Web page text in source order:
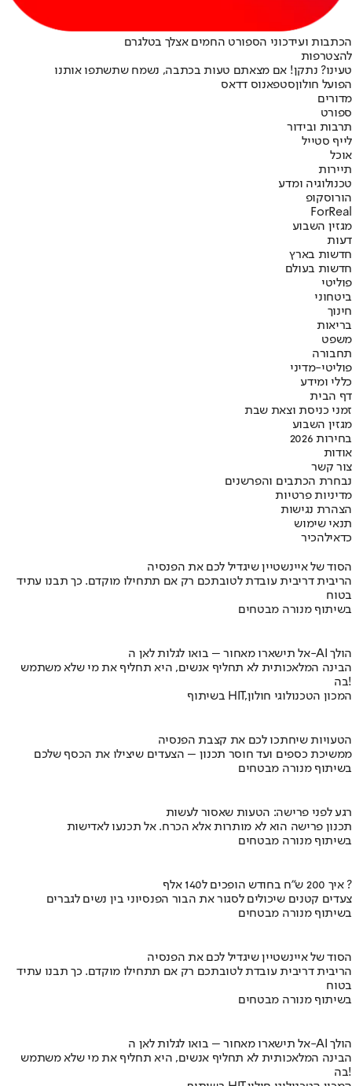
הכתבות ועידכוני הספורט החמים אצלך בטלגרם
להצטרפות
טעינו? נתקן! אם מצאתם טעות בכתבה, נשמח שתשתפו אותנו
הפועל חולוןסטפאנוס דדאס
מדורים
ספורט
תרבות ובידור
לייף סטייל
אוכל
תיירות
טכנולוגיה ומדע
הורוסקופ
ForReal
מגזין השבוע
דעות
חדשות בארץ
חדשות בעולם
פוליטי
ביטחוני
חינוך
בריאות
משפט
תחבורה
פוליטי-מדיני
כללי ומידע
דף הבית
זמני כניסת וצאת שבת
מגזין השבוע
בחירות 2026
אודות
צור קשר
נבחרת הכתבים והפרשנים
מדיניות פרטיות
הצהרת נגישות
תנאי שימוש
כדאילהכיר
הסוד של איינשטיין שיגדיל לכם את הפנסיה
הריבית דריבית עובדת לטובתכם רק אם תתחילו מוקדם. כך תבנו עתיד
בטוח
בשיתוף מנורה מבטחים
אל תישארו מאחור – בואו לגלות לאן ה-AI הולך
הבינה המלאכותית לא תחליף אנשים, היא תחליף את מי שלא משתמש
בה!
בשיתוף HIT,המכון הטכנולוגי חולון
הטעויות שיחתכו לכם את קצבת הפנסיה
ממשיכת כספים ועד חוסר תכנון – הצעדים שיצילו את הכסף שלכם
בשיתוף מנורה מבטחים
רגע לפני פרישה: הטעות שאסור לעשות
תכנון פרישה הוא לא מותרות אלא הכרח. אל תכנעו לאדישות
בשיתוף מנורה מבטחים
איך 200 ש"ח בחודש הופכים ל140 אלף ?
צעדים קטנים שיכולים לסגור את הבור הפנסיוני בין נשים לגברים
בשיתוף מנורה מבטחים
הסוד של איינשטיין שיגדיל לכם את הפנסיה
הריבית דריבית עובדת לטובתכם רק אם תתחילו מוקדם. כך תבנו עתיד
בטוח
בשיתוף מנורה מבטחים
אל תישארו מאחור – בואו לגלות לאן ה-AI הולך
הבינה המלאכותית לא תחליף אנשים, היא תחליף את מי שלא משתמש
בה!